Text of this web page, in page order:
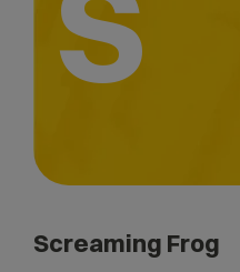
Screaming Frog